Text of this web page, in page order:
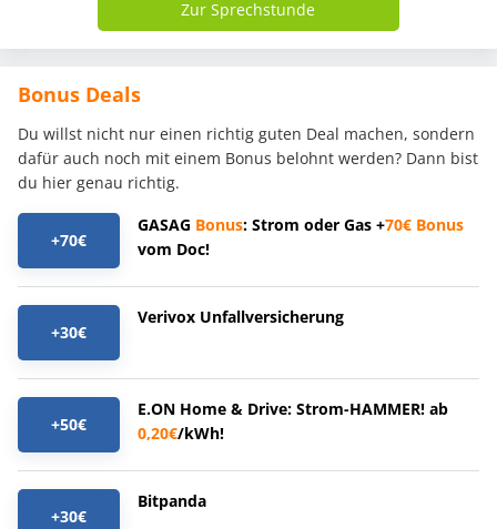
Zur Sprechstunde
Bonus Deals
Du willst nicht nur einen richtig guten Deal machen, sondern
dafür auch noch mit einem Bonus belohnt werden? Dann bist
du hier genau richtig.
+70€
GASAG Bonus: Strom oder Gas +70€ Bonus
vom Doc!
+30€
Verivox Unfallversicherung
+50€
E.ON Home & Drive: Strom-HAMMER! ab
0,20€/kWh!
+30€
Bitpanda